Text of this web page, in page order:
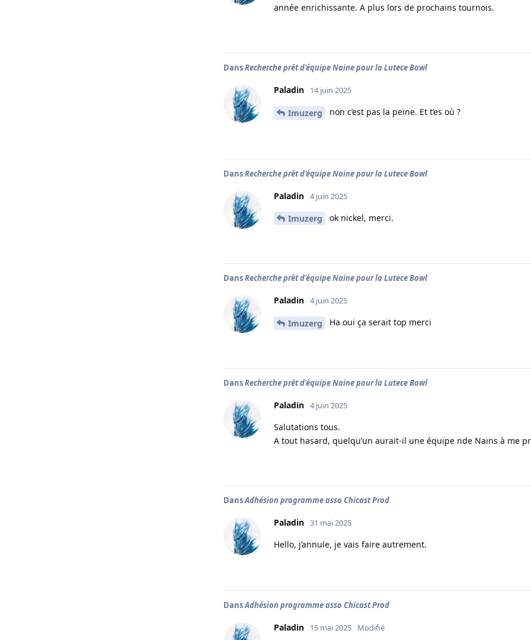
année enrichissante. A plus lors de prochains tournois.
DansRecherche prêt d'équipe Naine pour la Lutece Bowl
Paladin 14 juin 2025
Imuzerg non c’est pas la peine. Et t’es où ?
DansRecherche prêt d'équipe Naine pour la Lutece Bowl
Paladin 4 juin 2025
Imuzerg ok nickel, merci.
DansRecherche prêt d'équipe Naine pour la Lutece Bowl
Paladin 4 juin 2025
Imuzerg Ha oui ça serait top merci
DansRecherche prêt d'équipe Naine pour la Lutece Bowl
Paladin 4 juin 2025
Salutations tous.
A tout hasard, quelqu’un aurait-il une équipe nde Nains à me
DansAdhésion programme asso Chicast Prod
Paladin 31 mai 2025
Hello, j’annule, je vais faire autrement.
DansAdhésion programme asso Chicast Prod
Paladin 15 mai 2025 Modifié